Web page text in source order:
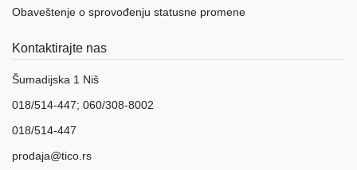
Obaveštenje o sprovođenju statusne promene
Kontaktirajte nas
Šumadijska 1 Niš
018/514-447; 060/308-8002
018/514-447
prodaja@tico.rs